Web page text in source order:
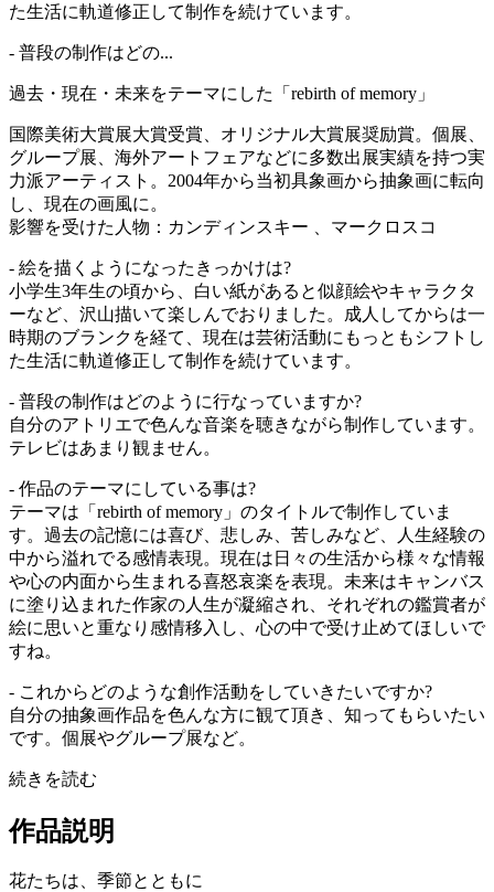
た生活に軌道修正して制作を続けています。
- 普段の制作はどの...
過去・現在・未来をテーマにした「rebirth of memory」
国際美術大賞展大賞受賞、オリジナル大賞展奨励賞。個展、
グループ展、海外アートフェアなどに多数出展実績を持つ実
力派アーティスト。2004年から当初具象画から抽象画に転向
し、現在の画風に。
影響を受けた人物：カンディンスキー 、マークロスコ
- 絵を描くようになったきっかけは?
小学生3年生の頃から、白い紙があると似顔絵やキャラクタ
ーなど、沢山描いて楽しんでおりました。成人してからは一
時期のブランクを経て、現在は芸術活動にもっともシフトし
た生活に軌道修正して制作を続けています。
- 普段の制作はどのように行なっていますか?
自分のアトリエで色んな音楽を聴きながら制作しています。
テレビはあまり観ません。
- 作品のテーマにしている事は?
テーマは「rebirth of memory」のタイトルで制作していま
す。過去の記憶には喜び、悲しみ、苦しみなど、人生経験の
中から溢れでる感情表現。現在は日々の生活から様々な情報
や心の内面から生まれる喜怒哀楽を表現。未来はキャンバス
に塗り込まれた作家の人生が凝縮され、それぞれの鑑賞者が
絵に思いと重なり感情移入し、心の中で受け止めてほしいで
すね。
- これからどのような創作活動をしていきたいですか?
自分の抽象画作品を色んな方に観て頂き、知ってもらいたい
です。個展やグループ展など。
続きを読む
作品説明
花たちは、季節とともに